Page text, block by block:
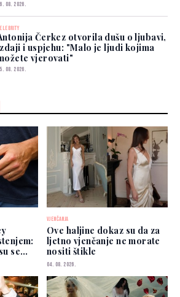
08. 2026.
Čerkez otvorila dušu o ljubavi,
i uspjehu: "Malo je ljudi kojima
vjerovati"
08. 2026.
se
VJENČANJA
Ove haljine dokaz su da za
ljetno vjenčanje ne morate
nositi štikle
04. 08. 2026.